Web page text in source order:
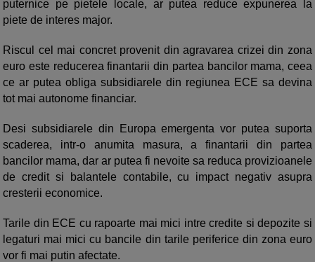
puternice pe pietele locale, ar putea reduce expunerea la
piete de interes major.
Riscul cel mai concret provenit din agravarea crizei din zona
euro este reducerea finantarii din partea bancilor mama, ceea
ce ar putea obliga subsidiarele din regiunea ECE sa devina
tot mai autonome financiar.
Desi subsidiarele din Europa emergenta vor putea suporta
scaderea, intr-o anumita masura, a finantarii din partea
bancilor mama, dar ar putea fi nevoite sa reduca provizioanele
de credit si balantele contabile, cu impact negativ asupra
cresterii economice.
Tarile din ECE cu rapoarte mai mici intre credite si depozite si
legaturi mai mici cu bancile din tarile periferice din zona euro
vor fi mai putin afectate.